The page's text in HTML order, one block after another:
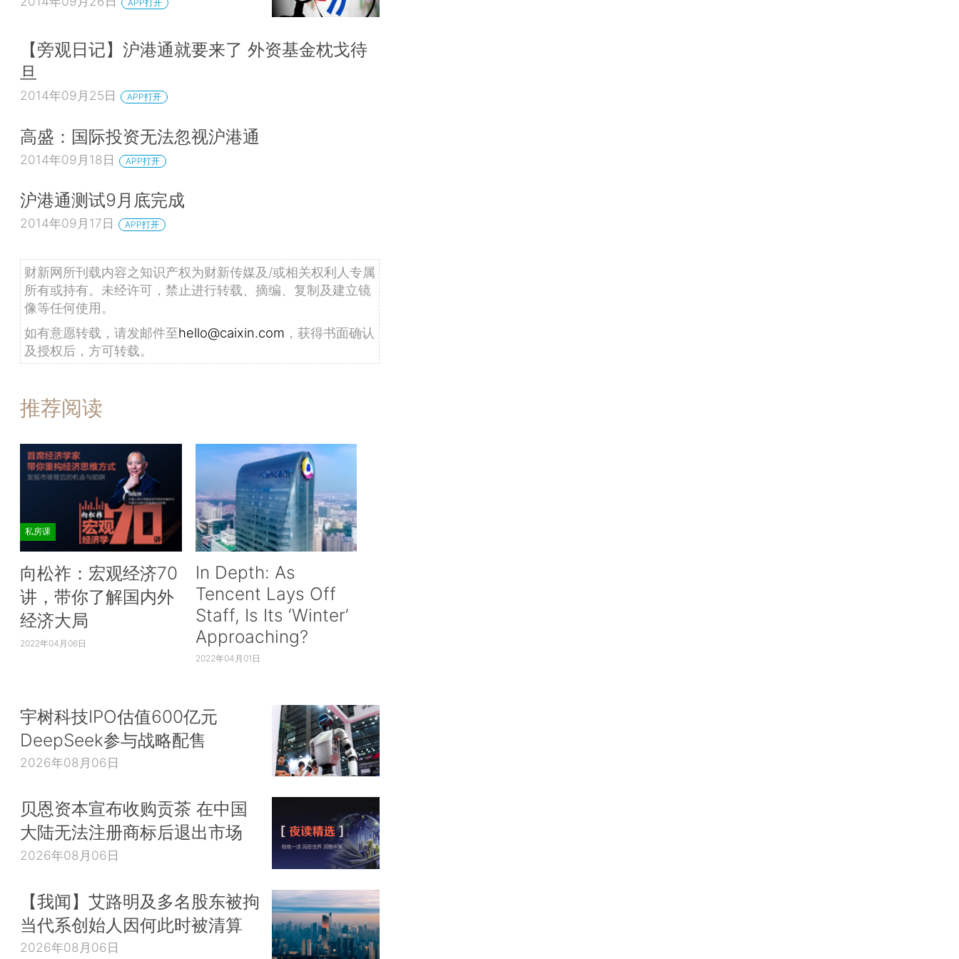
APP打开
【旁观日记】沪港通就要来了 外资基金枕戈待
旦
2014年09月25日 APP打开
高盛：国际投资无法忽视沪港通
2014年09月18日 APP打开
沪港通测试9月底完成
2014年09月17日 APP打开
财新网所刊载内容之知识产权为财新传媒及/或相关权利人专属
所有或持有。未经许可，禁止进行转载、摘编、复制及建立镜
像等任何使用。
如有意愿转载，请发邮件至hello@caixin.com ，获得书面确认
及授权后，方可转载。
推荐阅读
私房课
向松祚：宏观经济70
讲，带你了解国内外
经济大局
2022年04月06日
In Depth: As
Tencent Lays Off
Staff, Is Its ‘Winter’
Approaching?
2022年04月01日
宇树科技IPO估值600亿元
DeepSeek参与战略配售
2026年08月06日
贝恩资本宣布收购贡茶 在中国
大陆无法注册商标后退出市场
2026年08月06日
【我闻】艾路明及多名股东被拘
当代系创始人因何此时被清算
2026年08月06日